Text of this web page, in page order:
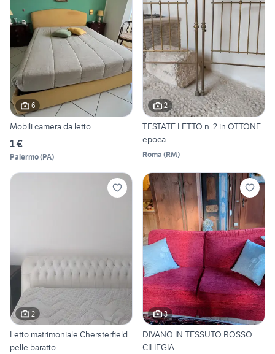
6
Mobili camera da letto
1 €
Palermo(PA)
2
TESTATE LETTO n. 2 in OTTONE
epoca
Roma (RM)
2
Letto matrimoniale Chersterfield
pelle baratto
3
DIVANO IN TESSUTO ROSSO
CILIEGIA